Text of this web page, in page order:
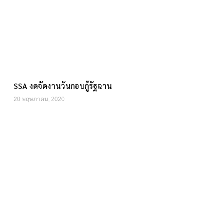
SSA งดจัดงานวันกอบกู้รัฐฉาน
20 พฤษภาคม, 2020